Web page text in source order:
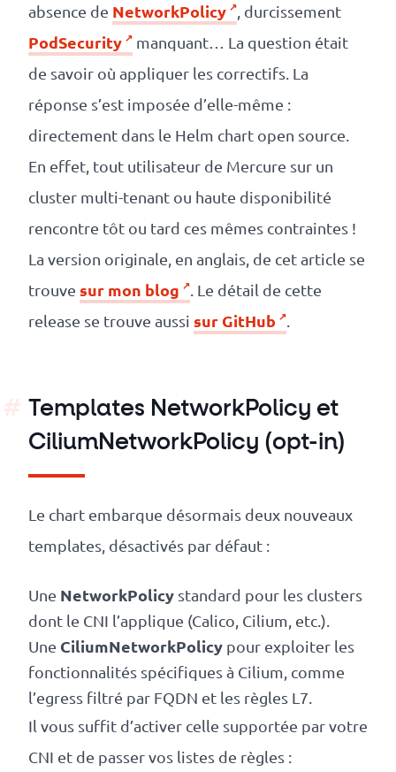
absence de NetworkPolicy , durcissement
PodSecurity
manquant… La question était
de savoir où appliquer les correctifs. La
réponse s’est imposée d’elle-même :
directement dans le Helm chart open source.
En effet, tout utilisateur de Mercure sur un
cluster multi-tenant ou haute disponibilité
rencontre tôt ou tard ces mêmes contraintes !
La version originale, en anglais, de cet article se
trouve sur mon blog
. Le détail de cette
release se trouve aussi sur GitHub .
Templates NetworkPolicy et
CiliumNetworkPolicy (opt-in)
Le chart embarque désormais deux nouveaux
templates, désactivés par défaut :
Une NetworkPolicy standard pour les clusters
dont le CNI l’applique (Calico, Cilium, etc.).
Une CiliumNetworkPolicy pour exploiter les
fonctionnalités spécifiques à Cilium, comme
l’egress filtré par FQDN et les règles L7.
Il vous suffit d’activer celle supportée par votre
CNI et de passer vos listes de règles :